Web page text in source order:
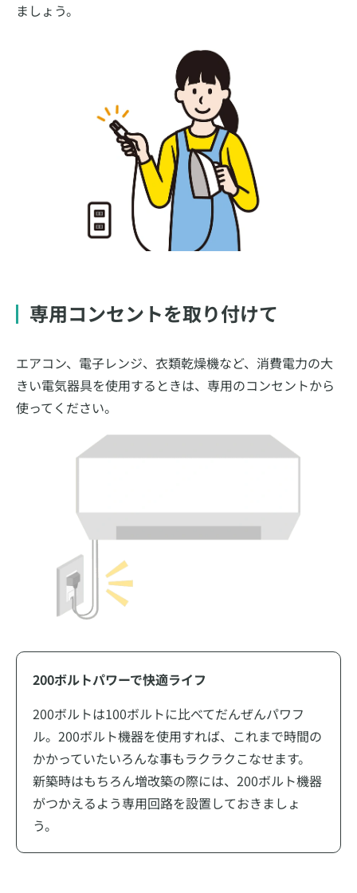
ましょう。
専用コンセントを取り付けて
エアコン、電子レンジ、衣類乾燥機など、消費電力の大
きい電気器具を使用するときは、専用のコンセントから
使ってください。
200ボルトパワーで快適ライフ
200ボルトは100ボルトに比べてだんぜんパワフ
ル。200ボルト機器を使用すれば、これまで時間の
かかっていたいろんな事もラクラクこなせます。
新築時はもちろん増改築の際には、200ボルト機器
がつかえるよう専用回路を設置しておきましょ
う。